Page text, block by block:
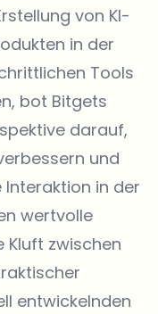
von KI-
in der
Tools
bot Bitgets
darauf,
und
Interaktion in der
wertvolle
Kluft zwischen
entwickelnden